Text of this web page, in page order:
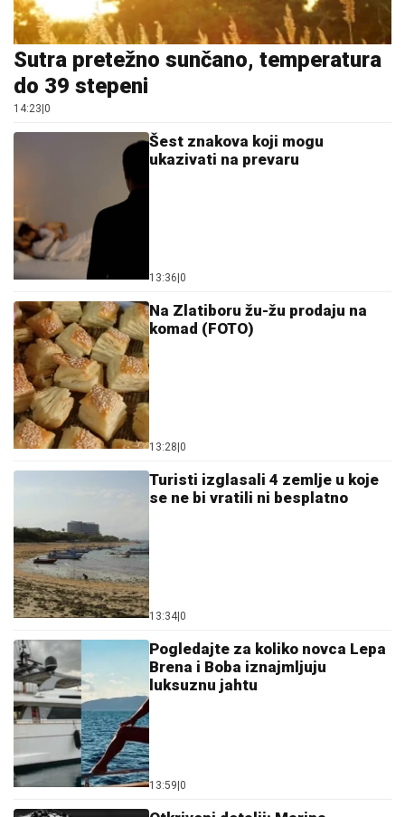
Sutra pretežno sunčano, temperatura
do 39 stepeni
14:23 0
Šest znakova koji mogu
ukazivati na prevaru
13:36 0
Na Zlatiboru žu-žu prodaju na
komad (FOTO)
13:28 0
Turisti izglasali 4 zemlje u koje
se ne bi vratili ni besplatno
13:34 0
Pogledajte za koliko novca Lepa
Brena i Boba iznajmljuju
luksuznu jahtu
13:59 0